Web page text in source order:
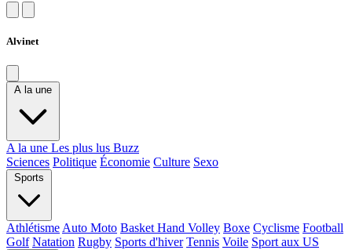
Alvinet
A la une
A la une Les plus lus Buzz
Sciences Politique Économie Culture Sexo
Sports
Athlétisme Auto Moto Basket Hand Volley Boxe Cyclisme Football
Golf Natation Rugby Sports d'hiver Tennis Voile Sport aux US